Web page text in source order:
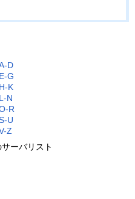
D
G
K
N
R
U
Z
サーバリスト